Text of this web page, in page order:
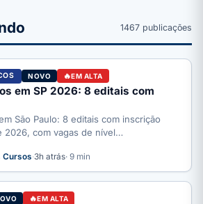
1467 publicações
NOVO EM ALTA
em SP 2026: 8 editais com
São Paulo: 8 editais com inscrição
2026, com vagas de nível…
Cursos·3h atrás· 9 min
EM ALTA